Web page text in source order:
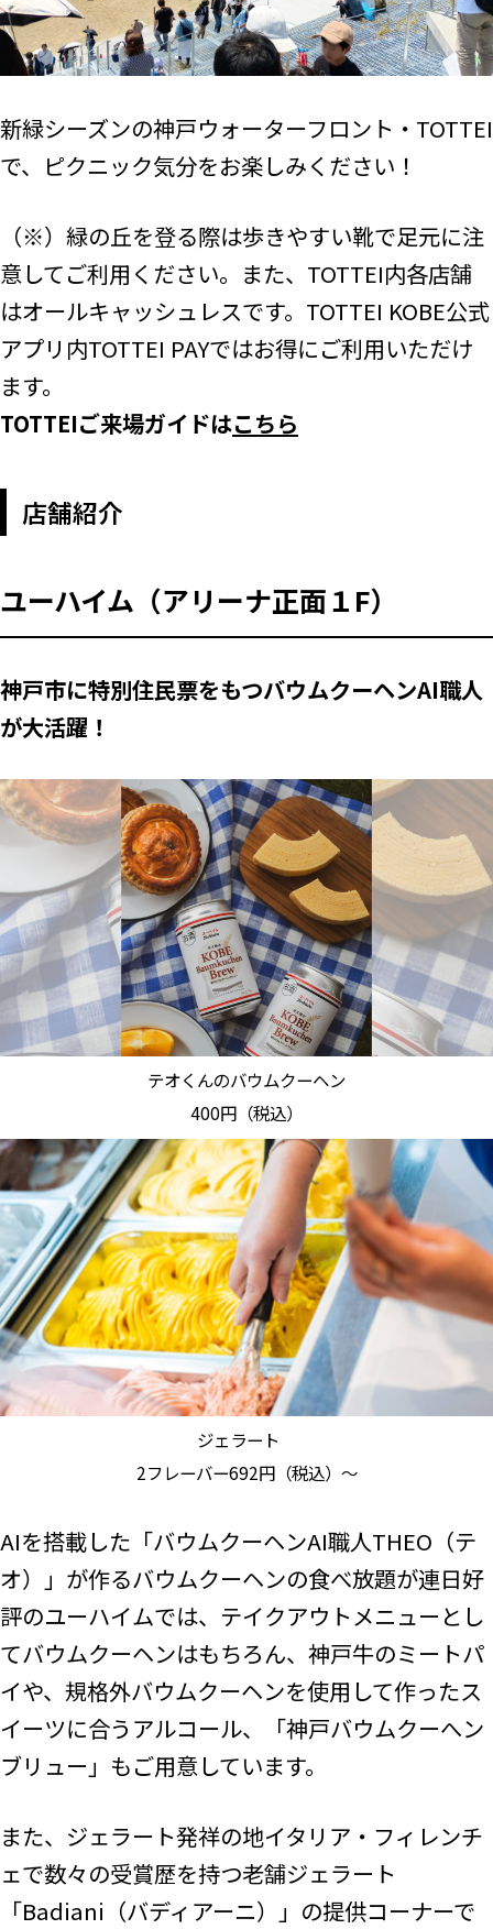
新緑シーズンの神戸ウォーターフロント・TOTTEI
で、ピクニック気分をお楽しみください！
（※）緑の丘を登る際は歩きやすい靴で足元に注
意してご利用ください。また、TOTTEI内各店舗
はオールキャッシュレスです。TOTTEI KOBE公式
アプリ内TOTTEI PAYではお得にご利用いただけ
ます。
TOTTEIご来場ガイドはこちら
店舗紹介
ユーハイム（アリーナ正面１F）
神戸市に特別住民票をもつバウムクーヘンAI職人
が大活躍！
テオくんのバウムクーヘン
400円（税込）
ジェラート
2フレーバー692円（税込）～
AIを搭載した「バウムクーヘンAI職人THEO（テ
オ）」が作るバウムクーヘンの食べ放題が連日好
評のユーハイムでは、テイクアウトメニューとし
てバウムクーヘンはもちろん、神戸牛のミートパ
イや、規格外バウムクーヘンを使用して作ったス
イーツに合うアルコール、「神戸バウムクーへン
ブリュー」もご用意しています。
また、ジェラート発祥の地イタリア・フィレンチ
ェで数々の受賞歴を持つ老舗ジェラート
「Badiani（バディアーニ）」の提供コーナーで